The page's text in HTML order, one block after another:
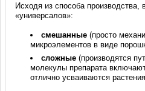
Исходя из способа
«универсалов»:
смешанные (просто
микроэлементов в виде
сложные (производятся
молекулы препарата
отлично усваиваются